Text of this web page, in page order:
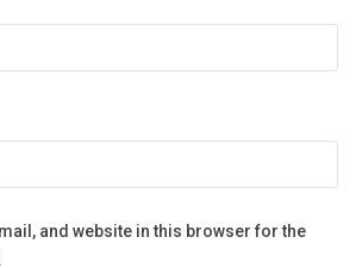
and website in this browser for the